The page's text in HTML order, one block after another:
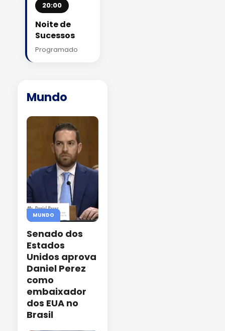
20:00
Noite de
Sucessos
Programado
Mundo
MUNDO
Senado dos
Estados
Unidos aprova
Daniel Perez
como
embaixador
dos EUA no
Brasil